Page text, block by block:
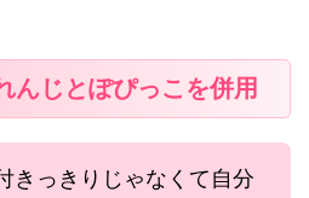
んじとぽぴっこを併用
きっきりじゃなくて自分